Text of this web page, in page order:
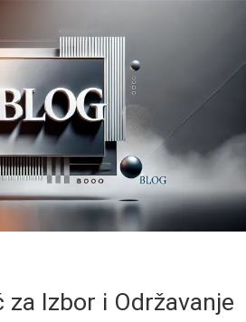
za Izbor i Održavanje